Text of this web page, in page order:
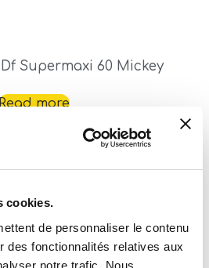
cookies.
de personnaliser le contenu
des fonctionnalités relatives aux
notre trafic. Nous
Supermaxi 60 Mickey
more